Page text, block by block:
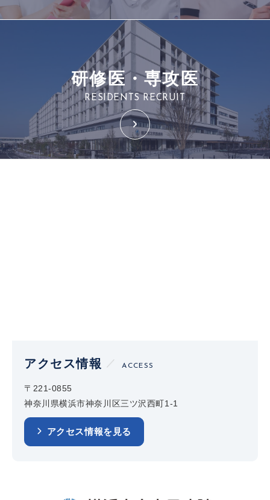
研修医・専攻医
RESIDENTS RECRUIT
アクセス情報 ACCESS
〒221-0855
神奈川県横浜市神奈川区三ツ沢西町1-1
アクセス情報を見る